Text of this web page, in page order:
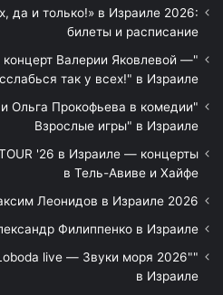
да и только!» в Израиле 2026:
билеты и расписание
концерт Валерии Яковлевой —
так у всех!" в Израиле
Ольга Прокофьева в комедии
Взрослые игры" в Израиле
TOUR '26 в Израиле — концерты
в Тель-Авиве и Хайфе
Леонидов в Израиле 2026
Филиппенко в Израиле
live — Звуки моря 2026"
в Израиле